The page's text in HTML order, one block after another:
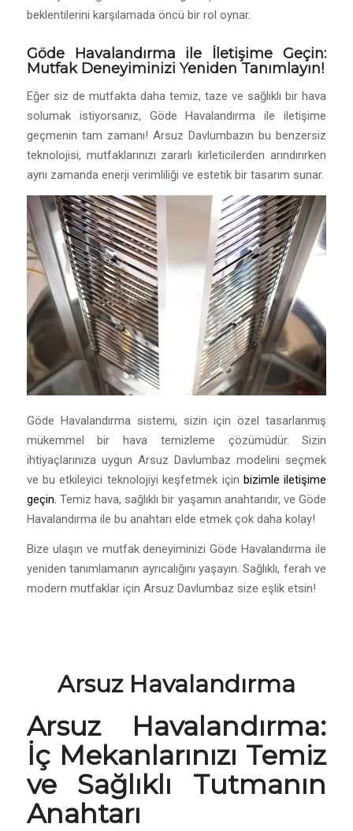
beklentilerini karşılamada öncü bir rol oynar.
Göde Havalandırma ile İletişime Geçin:
Mutfak Deneyiminizi Yeniden Tanımlayın!
Eğer siz de mutfakta daha temiz, taze ve sağlıklı bir hava
solumak istiyorsanız, Göde Havalandırma ile iletişime
geçmenin tam zamanı! Arsuz Davlumbazın bu benzersiz
teknolojisi, mutfaklarınızı zararlı kirleticilerden arındırırken
aynı zamanda enerji verimliliği ve estetik bir tasarım sunar.
Göde Havalandırma sistemi, sizin için özel tasarlanmış
mükemmel bir hava temizleme çözümüdür. Sizin
ihtiyaçlarınıza uygun Arsuz Davlumbaz modelini seçmek
ve bu etkileyici teknolojiyi keşfetmek için bizimle iletişime
geçin. Temiz hava, sağlıklı bir yaşamın anahtarıdır, ve Göde
Havalandırma ile bu anahtarı elde etmek çok daha kolay!
Bize ulaşın ve mutfak deneyiminizi Göde Havalandırma ile
yeniden tanımlamanın ayrıcalığını yaşayın. Sağlıklı, ferah ve
modern mutfaklar için Arsuz Davlumbaz size eşlik etsin!
Arsuz Havalandırma
Arsuz Havalandırma:
İç Mekanlarınızı Temiz
ve Sağlıklı Tutmanın
Anahtarı